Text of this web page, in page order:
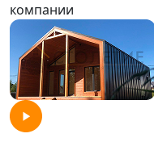
компании